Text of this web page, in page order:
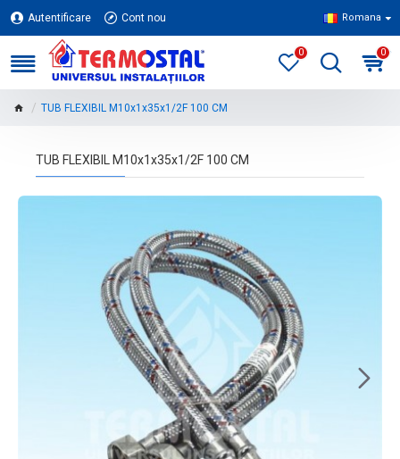
Autentificare Cont nou Romana
0 0
TUB FLEXIBIL M10x1x35x1/2F 100 CM
TUB FLEXIBIL M10x1x35x1/2F 100 CM